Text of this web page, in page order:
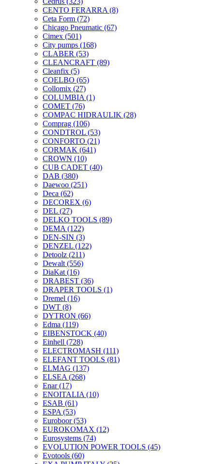
CENTO FERARRA (8)
Ceta Form (72)
Chicago Pneumatic (67)
Cimex (501)
City pumps (168)
CLABER (53)
CLEANCRAFT (89)
Cleanfix (5)
COELBO (65)
Collomix (27)
COLUMBIA (1)
COMET (76)
COMPAC HIDRAULIK (28)
Comprag (106)
CONDTROL (53)
CONFORTO (21)
CORMAK (641)
CROWN (10)
CUB CADET (40)
DAB (380)
Daewoo (251)
Deca (62)
DECOREX (6)
DEL (27)
DELKO TOOLS (89)
DEMA (122)
DEN-SIN (3)
DENZEL (122)
Detoolz (211)
Dewalt (556)
DiaKat (16)
DRABEST (36)
DRAPER TOOLS (1)
Dremel (16)
DWT (8)
DYTRON (66)
Edma (119)
EIBENSTOCK (40)
Einhell (728)
ELECTROMASH (111)
ELEFANT TOOLS (81)
ELMAG (137)
ELSEA (268)
Enar(17)
ENOITALIA (10)
ESAB (61)
ESPA (53)
Euroboor(53)
EUROKOMAX (12)
Eurosystems (74)
EVOLUTION POWER TOOLS (45)
Evotools (60)